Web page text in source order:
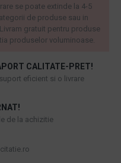
CALITATE-PRET!
eficient si o livrare
de la achizitie
se poate extinde la 4-5
de produse sau in
gratuit pentru produse
produselor voluminoase.